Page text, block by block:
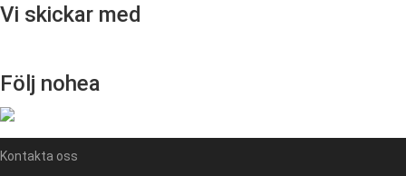
Vi skickar med
Följ nohea
Kontakta oss